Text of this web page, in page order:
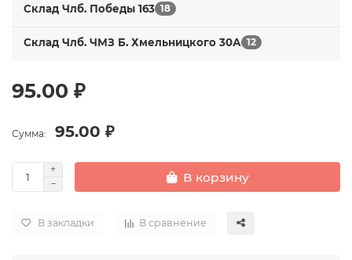
Склад Члб. Победы 163 18
Склад Члб. ЧМЗ Б. Хмельницкого 30А 12
95.00 ₽
Сумма: 95.00 ₽
В корзину
В закладки В сравнение